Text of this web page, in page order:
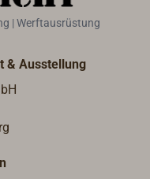
| Werftausrüstung
& Ausstellung